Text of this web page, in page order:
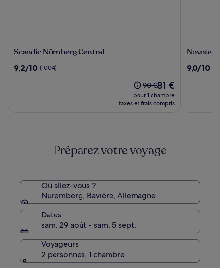
Scandic
Central
Scandic Nürnberg Central
9.2
9,2/10 (1004)
Le
prix
était
d’informations
sur
standard.
90 €Le
nouveau
prix
81 €
pour 1 chambre
taxes et frais compris
Novotel
Centre
Novotel
9.0
9,0/10
Préparez votre voyage
Où allez-vous ?
Nuremberg, Bavière, Allemagne
Dates
sam. 29 août - sam. 5 sept.
Voyageurs
2 personnes, 1 chambre